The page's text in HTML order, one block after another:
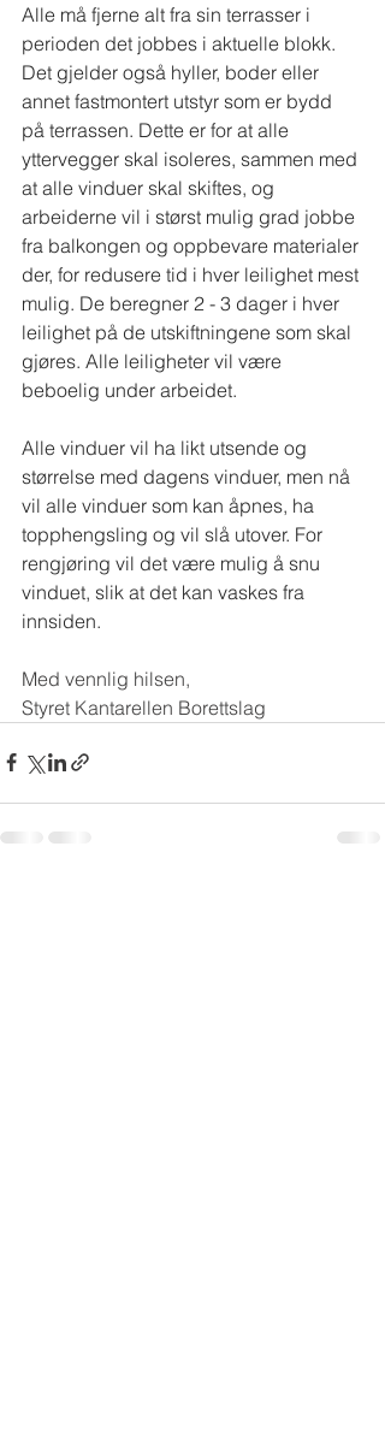
Alle må fjerne alt fra sin terrasser i
perioden det jobbes i aktuelle blokk.
Det gjelder også hyller, boder eller
annet fastmontert utstyr som er bydd
på terrassen. Dette er for at alle
yttervegger skal isoleres, sammen med
at alle vinduer skal skiftes, og
arbeiderne vil i størst mulig grad jobbe
fra balkongen og oppbevare materialer
der, for redusere tid i hver leilighet mest
mulig. De beregner 2 - 3 dager i hver
leilighet på de utskiftningene som skal
gjøres. Alle leiligheter vil være
beboelig under arbeidet.
Alle vinduer vil ha likt utsende og
størrelse med dagens vinduer, men nå
vil alle vinduer som kan åpnes, ha
topphengsling og vil slå utover. For
rengjøring vil det være mulig å snu
vinduet, slik at det kan vaskes fra
innsiden.
Med vennlig hilsen,
Styret Kantarellen Borettslag